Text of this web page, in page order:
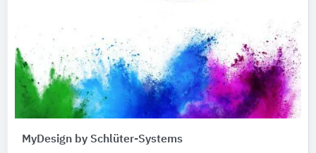
MyDesign by Schlüter-Systems